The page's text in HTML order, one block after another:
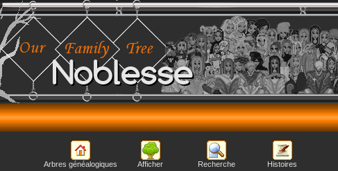
Noblesse
Arbres généalogiques Afficher Recherche Histoires